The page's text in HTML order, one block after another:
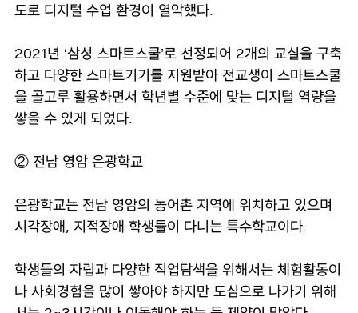
도로 디지털 수업 환경이 열악했다.
2021년 ‘삼성 스마트스쿨’로 선정되어 2개의 교실을 구축
하고 다양한 스마트기기를 지원받아 전교생이 스마트스쿨
을 골고루 활용하면서 학년별 수준에 맞는 디지털 역량을
쌓을 수 있게 되었다.
② 전남 영암 은광학교
은광학교는 전남 영암의 농어촌 지역에 위치하고 있으며
시각장애, 지적장애 학생들이 다니는 특수학교이다.
학생들의 자립과 다양한 직업탐색을 위해서는 체험활동이
나 사회경험을 많이 쌓아야 하지만 도심으로 나가기 위해